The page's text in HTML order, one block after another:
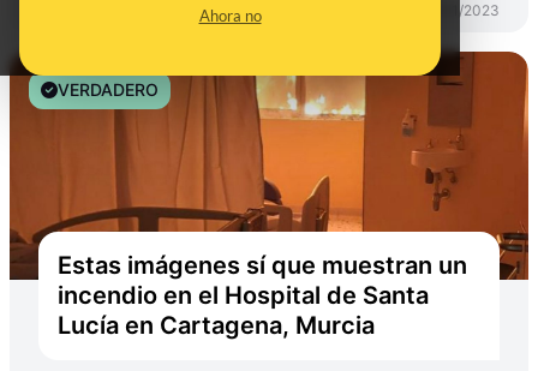
Ahora no 27/01/2023
VERDADERO
Estas imágenes sí que muestran un
incendio en el Hospital de Santa
Lucía en Cartagena, Murcia